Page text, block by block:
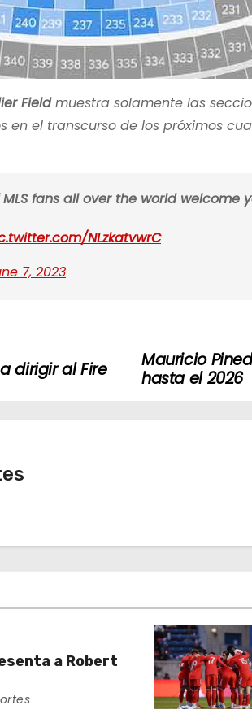
Fieldmuestra solamente las
en el transcurso de los próximos
fans all over the world welcome
NLzkatvwrC
7, 2023
Mauricio
hasta el 2026
dirigir al Fire
a Robert